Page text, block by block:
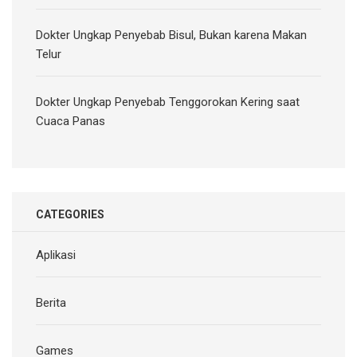
Dokter Ungkap Penyebab Bisul, Bukan karena Makan
Telur
Dokter Ungkap Penyebab Tenggorokan Kering saat
Cuaca Panas
CATEGORIES
Aplikasi
Berita
Games